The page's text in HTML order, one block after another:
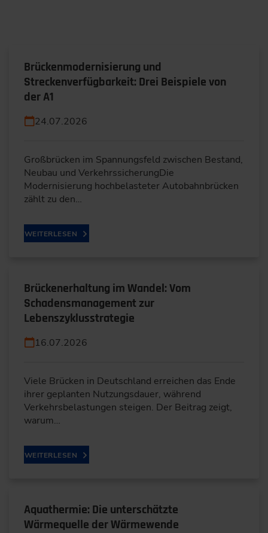
Brückenmodernisierung und
Streckenverfügbarkeit: Drei Beispiele von
der A1
24.07.2026
Großbrücken im Spannungsfeld zwischen Bestand,
Neubau und VerkehrssicherungDie
Modernisierung hochbelasteter Autobahnbrücken
zählt zu den…
WEITERLESEN
Brückenerhaltung im Wandel: Vom
Schadensmanagement zur
Lebenszyklusstrategie
16.07.2026
Viele Brücken in Deutschland erreichen das Ende
ihrer geplanten Nutzungsdauer, während
Verkehrsbelastungen steigen. Der Beitrag zeigt,
warum…
WEITERLESEN
Aquathermie: Die unterschätzte
Wärmequelle der Wärmewende